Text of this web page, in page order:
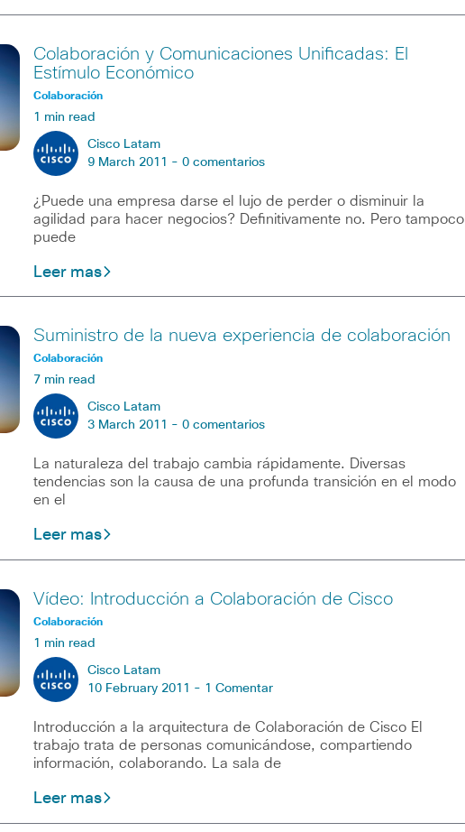
Colaboración y Comunicaciones Unificadas: El
Estímulo Económico
Colaboración
1 min read
Cisco Latam
9 March 2011 - 0 comentarios
¿Puede una empresa darse el lujo de perder o disminuir la
agilidad para hacer negocios? Definitivamente no. Pero tampoco
puede
Leer mas
Suministro de la nueva experiencia de colaboración
Colaboración
7 min read
Cisco Latam
3 March 2011 - 0 comentarios
La naturaleza del trabajo cambia rápidamente. Diversas
tendencias son la causa de una profunda transición en el modo
en el
Leer mas
Vídeo: Introducción a Colaboración de Cisco
Colaboración
1 min read
Cisco Latam
10 February 2011 - 1 Comentar
Introducción a la arquitectura de Colaboración de Cisco El
trabajo trata de personas comunicándose, compartiendo
información, colaborando. La sala de
Leer mas